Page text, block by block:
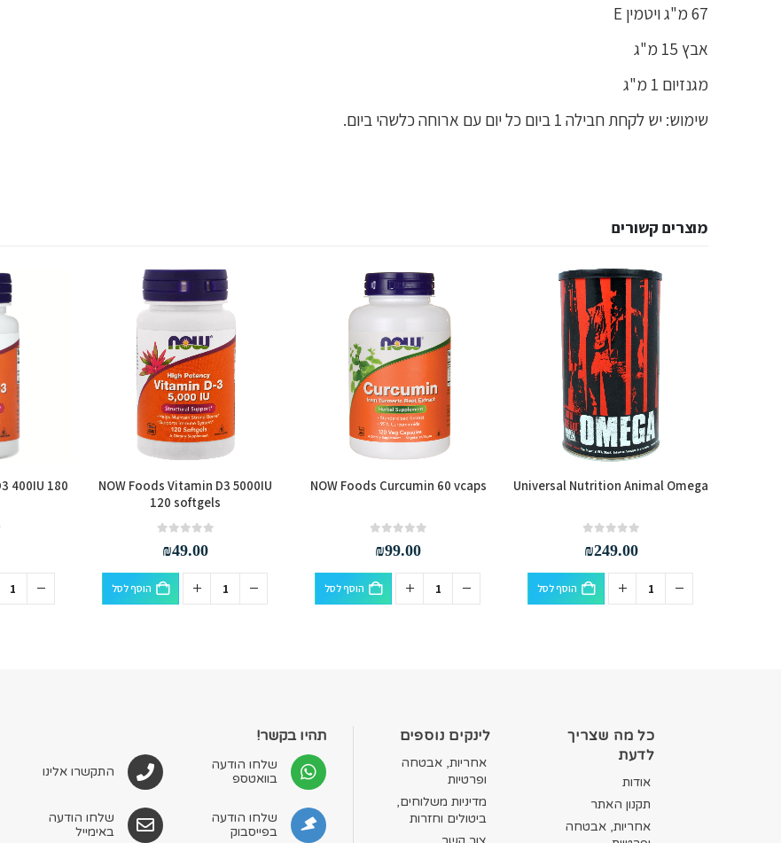
67 מ"ג ויטמין E
אבץ 15 מ"ג
מגנזיום 1 מ"ג
שימוש: יש לקחת חבילה 1 ביום כל יום עם ארוחה כלשהי ביום.
מוצרים קשורים
Universal Nutrition Animal Omega
₪249.00
הוסף לסל
NOW Foods Curcumin 60 vcaps
₪99.00
הוסף לסל
NOW Foods Vitamin D3 5000IU
120 softgels
₪49.00
הוסף לסל
400IU 180
כל מה שצריך
לדעת
אודות
תקנון האתר
אחריות, אבטחה
לינקים נוספים
אחריות, אבטחה
ופרטיות
מדיניות משלוחים,
ביטולים וחזרות
תהיו בקשר!
שלחו הודעה
בוואטספ
שלחו הודעה
בפייסבוק
התקשרו אלינו
שלחו הודעה
באימייל